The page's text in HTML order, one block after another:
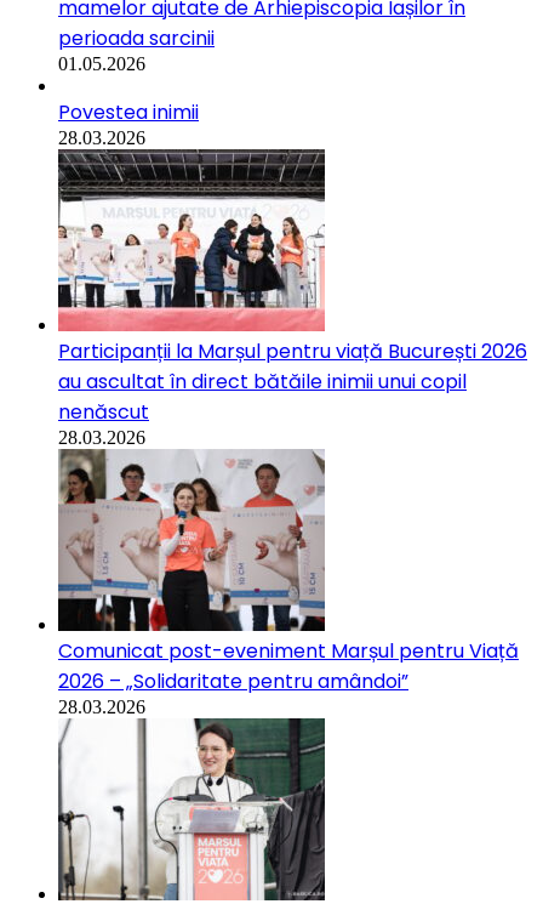
mamelor ajutate de Arhiepiscopia Iașilor în
perioada sarcinii
01.05.2026
Povestea inimii
28.03.2026
Participanții la Marșul pentru viață București 2026
au ascultat în direct bătăile inimii unui copil
nenăscut
28.03.2026
Comunicat post-eveniment Marșul pentru Viață
2026 – „Solidaritate pentru amândoi”
28.03.2026